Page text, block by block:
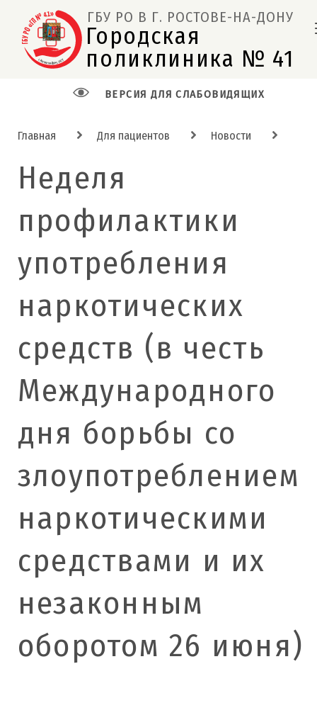
ГБУ РО В Г. РОСТОВЕ-НА-ДОНУ
Городская
поликлиника № 41
ВЕРСИЯ ДЛЯ СЛАБОВИДЯЩИХ
Главная Для пациентов Новости
Неделя
профилактики
употребления
наркотических
средств (в честь
Международного
дня борьбы со
злоупотреблением
наркотическими
средствами и их
незаконным
оборотом 26 июня)